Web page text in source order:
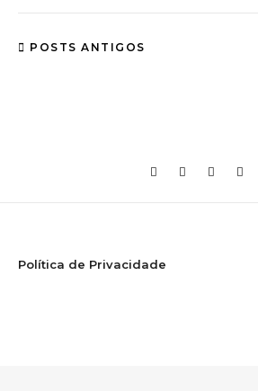
POSTS ANTIGOS
Política de Privacidade